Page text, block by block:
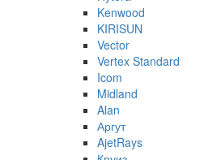
Kenwood
KIRISUN
Vector
Vertex Standard
Icom
Midland
Alan
Аргут
AjetRays